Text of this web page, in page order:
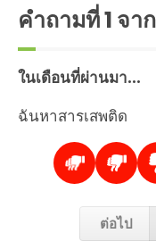
คำถามที่1 จา
ในเดือนที่ผ่านมา...
ฉันหาสารเสพติด
ต่อไป